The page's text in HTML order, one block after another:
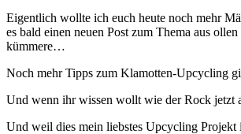
Eigentlich wollte ich euch heute noch mehr
es bald einen neuen Post zum Thema aus
kümmere…
Noch mehr Tipps zum Klamotten-Upcycling
Und wenn ihr wissen wollt wie der Rock jetzt
Und weil dies mein liebstes Upcycling Projekt